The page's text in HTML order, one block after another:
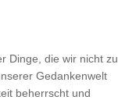
Dinge, die wir nicht zu
Gedankenwelt
beherrscht und